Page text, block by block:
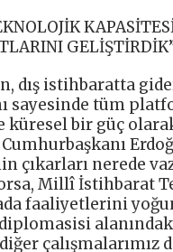
dış istihbaratta
sayesinde tüm
küresel bir güç
çıkarları nerede
Millî İstihbarat
faaliyetlerini
çalışmalarımız